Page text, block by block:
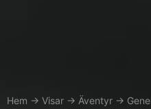
Hem → Visar → Äventyr →